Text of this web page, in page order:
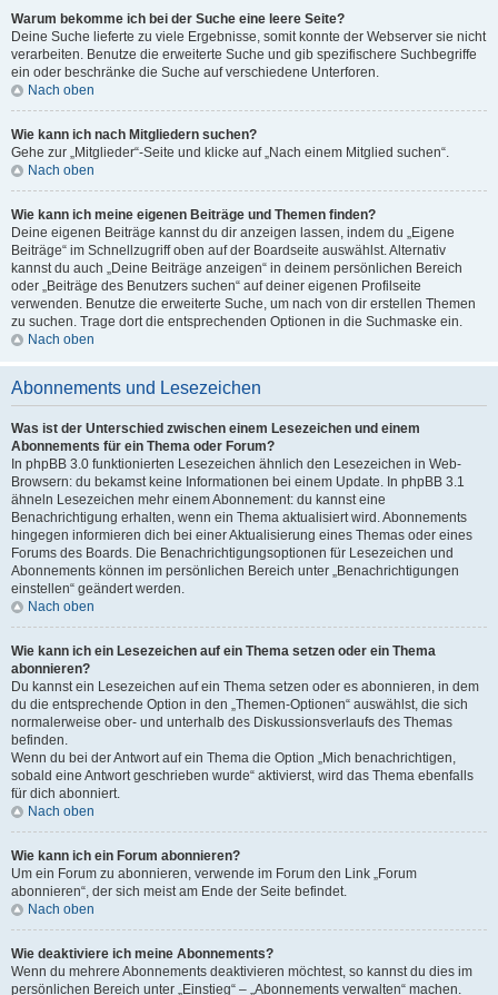
Warum bekomme ich bei der Suche eine leere Seite?
Deine Suche lieferte zu viele Ergebnisse, somit konnte der Webserver sie nicht
verarbeiten. Benutze die erweiterte Suche und gib spezifischere Suchbegriffe
ein oder beschränke die Suche auf verschiedene Unterforen.
Nach oben
Wie kann ich nach Mitgliedern suchen?
Gehe zur „Mitglieder“-Seite und klicke auf „Nach einem Mitglied suchen“.
Nach oben
Wie kann ich meine eigenen Beiträge und Themen finden?
Deine eigenen Beiträge kannst du dir anzeigen lassen, indem du „Eigene
Beiträge“ im Schnellzugriff oben auf der Boardseite auswählst. Alternativ
kannst du auch „Deine Beiträge anzeigen“ in deinem persönlichen Bereich
oder „Beiträge des Benutzers suchen“ auf deiner eigenen Profilseite
verwenden. Benutze die erweiterte Suche, um nach von dir erstellen Themen
zu suchen. Trage dort die entsprechenden Optionen in die Suchmaske ein.
Nach oben
Abonnements und Lesezeichen
Was ist der Unterschied zwischen einem Lesezeichen und einem
Abonnements für ein Thema oder Forum?
In phpBB 3.0 funktionierten Lesezeichen ähnlich den Lesezeichen in Web-
Browsern: du bekamst keine Informationen bei einem Update. In phpBB 3.1
ähneln Lesezeichen mehr einem Abonnement: du kannst eine
Benachrichtigung erhalten, wenn ein Thema aktualisiert wird. Abonnements
hingegen informieren dich bei einer Aktualisierung eines Themas oder eines
Forums des Boards. Die Benachrichtigungsoptionen für Lesezeichen und
Abonnements können im persönlichen Bereich unter „Benachrichtigungen
einstellen“ geändert werden.
Nach oben
Wie kann ich ein Lesezeichen auf ein Thema setzen oder ein Thema
abonnieren?
Du kannst ein Lesezeichen auf ein Thema setzen oder es abonnieren, in dem
du die entsprechende Option in den „Themen-Optionen“ auswählst, die sich
normalerweise ober- und unterhalb des Diskussionsverlaufs des Themas
befinden.
Wenn du bei der Antwort auf ein Thema die Option „Mich benachrichtigen,
sobald eine Antwort geschrieben wurde“ aktivierst, wird das Thema ebenfalls
für dich abonniert.
Nach oben
Wie kann ich ein Forum abonnieren?
Um ein Forum zu abonnieren, verwende im Forum den Link „Forum
abonnieren“, der sich meist am Ende der Seite befindet.
Nach oben
Wie deaktiviere ich meine Abonnements?
Wenn du mehrere Abonnements deaktivieren möchtest, so kannst du dies im
persönlichen Bereich unter „Einstieg“ – „Abonnements verwalten“ machen.